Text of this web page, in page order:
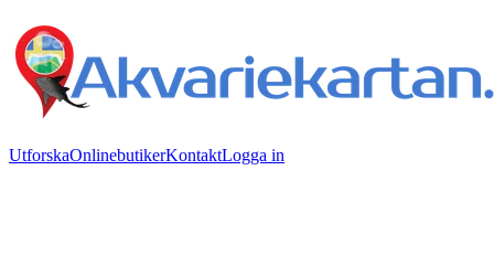
UtforskaOnlinebutikerKontaktLogga in